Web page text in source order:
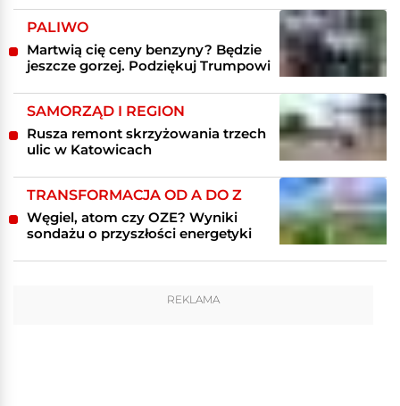
PALIWO
Martwią cię ceny benzyny? Będzie
jeszcze gorzej. Podziękuj Trumpowi
SAMORZĄD I REGION
Rusza remont skrzyżowania trzech
ulic w Katowicach
TRANSFORMACJA OD A DO Z
Węgiel, atom czy OZE? Wyniki
sondażu o przyszłości energetyki
REKLAMA